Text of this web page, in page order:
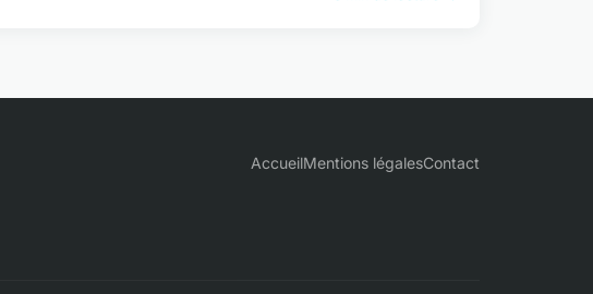
AccueilMentions légalesContact